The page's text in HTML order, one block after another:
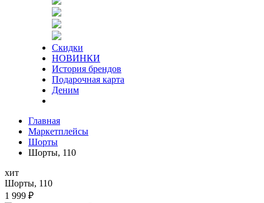
Скидки
НОВИНКИ
История брендов
Подарочная карта
Деним
Главная
Маркетплейсы
Шорты
Шорты, 110
хит
Шорты, 110
1 999 ₽